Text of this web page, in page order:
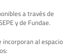
a través de
y de Fundae.
incorporan al espacio